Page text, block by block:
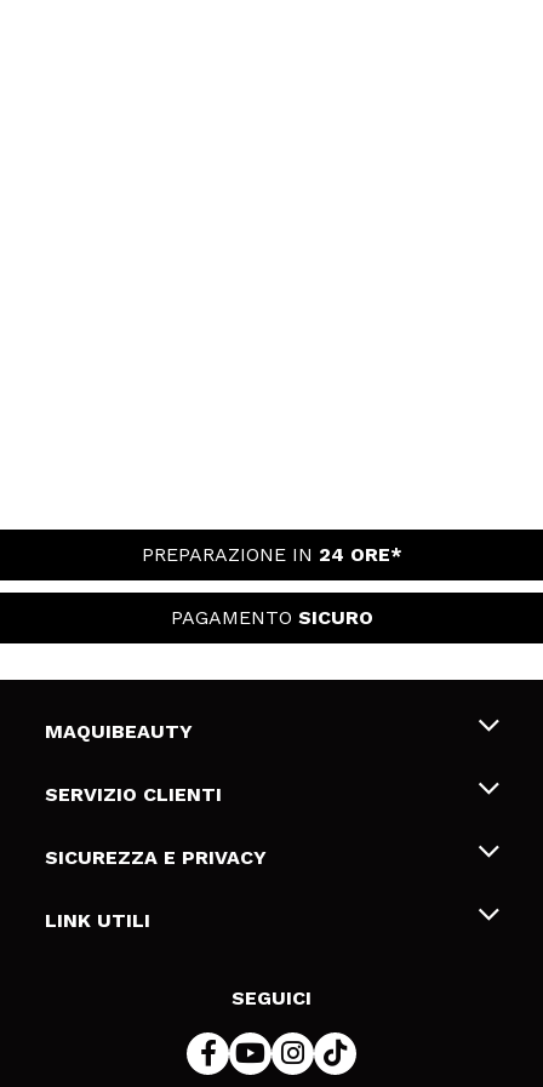
PREPARAZIONE IN 24 ORE*
PAGAMENTO SICURO
MAQUIBEAUTY
Chi siamo
Gift Cards
SERVIZIO CLIENTI
Spedizioni & Resi
Metodi di pagamamento
SICUREZZA E PRIVACY
Termini e condizioni
LINK UTILI
SEGUICI